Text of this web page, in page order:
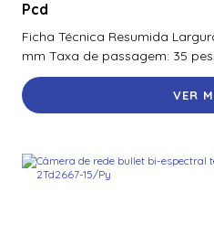
Pcd
Ficha Técnica Resumida
mm Taxa de passagem: 35
VER